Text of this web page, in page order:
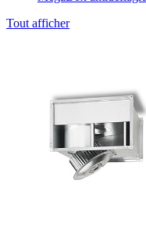
Tout afficher